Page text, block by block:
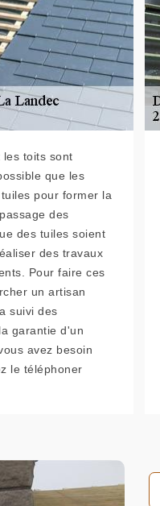
les toits sont
que les
pour former la
des
des tuiles soient
des travaux
Pour faire ces
un artisan
suivi des
garantie d'un
avez besoin
le téléphoner